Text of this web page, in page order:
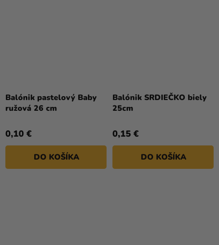
Balónik pastelový Baby
ružová 26 cm
hodnotenie
produktu
5
hviezdičiek.
0,10 €
DO KOŠÍKA
Balónik SRDIEČKO biely
25cm
hodnotenie
5
hviezdičiek.
0,15 €
DO KOŠÍKA